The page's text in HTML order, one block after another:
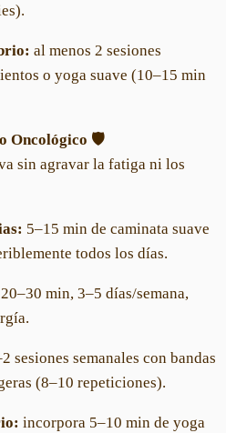
al menos 2 sesiones
o yoga suave (10–15 min
Oncológico 🛡️
sin agravar la fatiga ni los
5–15 min de caminata suave
todos los días.
min, 3–5 días/semana,
sesiones semanales con bandas
(8–10 repeticiones).
incorpora 5–10 min de yoga